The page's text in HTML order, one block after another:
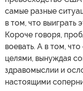
самые разные
в том, что выиграть
Короче говоря,
воевать. А в том,
целями, вынуждая
здравомыслии и
настоящими